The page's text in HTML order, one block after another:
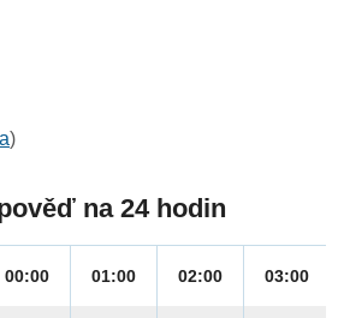
)
na 24 hodin
00:00 01:00 02:00 03:00